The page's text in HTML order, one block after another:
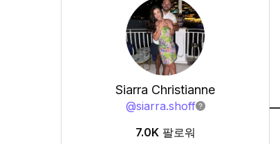
Siarra Christianne
@siarra.shoff
7.0K 팔로워